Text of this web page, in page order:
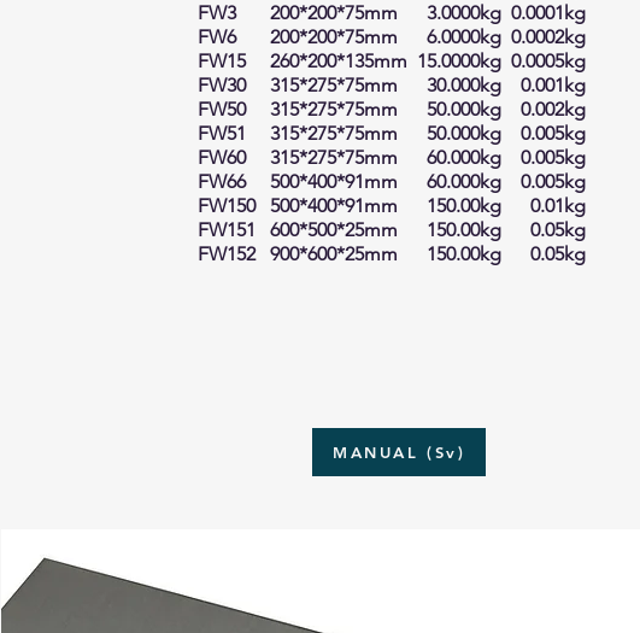
FW3 200*200*75mm 3.0000kg 0.0001kg
FW6 200*200*75mm 6.0000kg 0.0002kg
FW15 260*200*135mm 15.0000kg 0.0005kg
FW30 315*275*75mm 30.000kg 0.001kg
FW50 315*275*75mm 50.000kg 0.002kg
FW51
315*275*75mm 50.000kg 0.005kg
FW60
315*275*75mm 60.000kg 0.005kg
FW66
500*400*91mm 60.000kg 0.005kg
FW150
500*400*91mm 150.00kg 0.01kg
FW151
600*500*25mm 150.00kg 0.05kg
FW152
900*600*25mm 150.00kg 0.05kg
MANUAL (Sv)